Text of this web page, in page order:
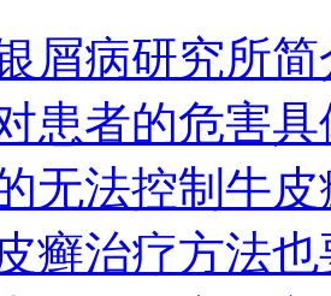
屑病研究所简
患者的危害
无法控制牛
癣治疗方法也